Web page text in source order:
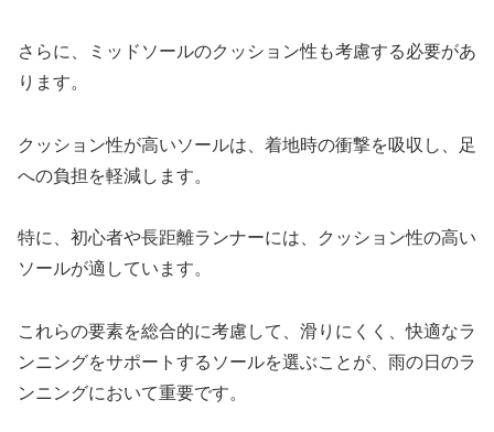
さらに、ミッドソールのクッション性も考慮する必要があ
ります。
クッション性が高いソールは、着地時の衝撃を吸収し、足
への負担を軽減します。
特に、初心者や長距離ランナーには、クッション性の高い
ソールが適しています。
これらの要素を総合的に考慮して、滑りにくく、快適なラ
ンニングをサポートするソールを選ぶことが、雨の日のラ
ンニングにおいて重要です。